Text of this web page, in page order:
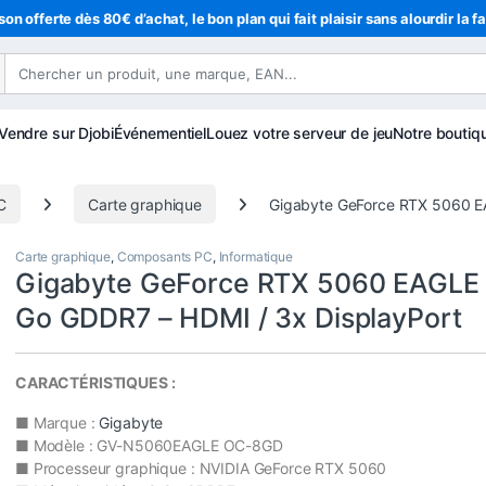
offerte dès 80€ d’achat, le bon plan qui fait plaisir sans alourdir la
sur DjobiÉvénementielLouez votre serveur de jeuNotre
Carte graphique Gigabyte GeForce RTX 5060
Carte graphique, Composants PC, Informatique
Gigabyte GeForce RTX 5060 EAGLE
Go GDDR7 – HDMI / 3x DisplayPort
CARACTÉRISTIQUES :
■ Marque : Gigabyte
■ Modèle : GV-N5060EAGLE OC-8GD
■ Processeur graphique : NVIDIA GeForce RTX 5060